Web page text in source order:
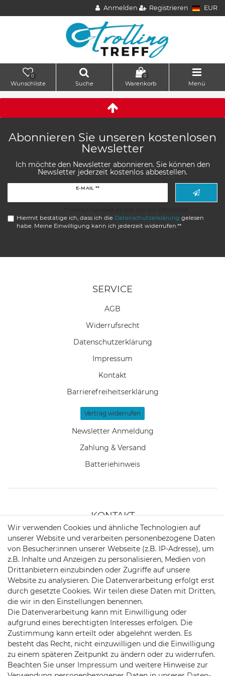
Anmelden Registrieren EUR
0
Wunschliste Suche
0
Warenkorb Menü
Abonnieren Sie unseren kostenlosen
Newsletter
Ich möchte den Newsletter abonnieren. Sie können den
Newsletter jederzeit kostenlos abbestellen.
E-MAIL **
Hiermit bestätige ich, dass ich die Daten­schutz­erklärung gelesen
habe. Meine Einwilligung kann ich jederzeit widerrufen.**
SERVICE
AGB
Widerrufs­recht
Daten­schutz­erklärung
Impressum
Kontakt
Barrierefreiheitserklärung
Vertrag widerrufen
Newsletter Anmeldung
Zahlung & Versand
Batteriehinweis
KONTAKT
Telefon:+49 176 24909451
Mail:mail@trollingtreff.de
Wir verwenden Cookies und ähnliche Technologien auf
unserer Website und verarbeiten personenbezogene Daten
von Besucher:innen unserer Webseite (z.B. IP-Adresse), um
z.B. Inhalte und Anzeigen zu personalisieren, Medien von
Drittanbietern einzubinden oder Zugriffe auf unsere
Website zu analysieren. Die Datenverarbeitung erfolgt erst
durch gesetzte Cookies. Wir teilen diese Daten mit Dritten,
die wir in den Einstellungen benennen.
Die Datenverarbeitung kann mit Einwilligung oder
aufgrund eines berechtigten Interesses erfolgen. Die
Zustimmung kann erteilt oder abgelehnt werden. Es
besteht das Recht, nicht einzuwilligen und die Einwilligung
zu einem späteren Zeitpunkt zu ändern oder zu widerrufen.
Beachten Sie unser Impressum und weitere Hinweise zur